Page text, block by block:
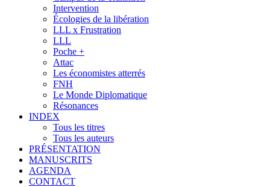
Intervention
Écologies de la libération
LLL x Frustration
LLL
Poche +
Attac
Les économistes atterrés
FNH
Le Monde Diplomatique
Résonances
INDEX
Tous les titres
Tous les auteurs
PRÉSENTATION
MANUSCRITS
AGENDA
CONTACT